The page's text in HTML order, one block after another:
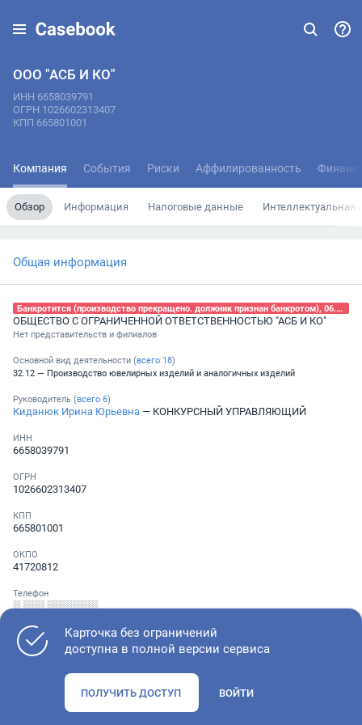
ООО "АСБ И КО"
ИНН 6658039791
ОГРН 1026602313407
КПП 665801001
Компания События Риски Аффилированность
Обзор Информация Налоговые данные Интеллектуальная
Общая информация
Банкротится (производство прекращено. должник признан банкротом), 06.05.2026
ОБЩЕСТВО С ОГРАНИЧЕННОЙ ОТВЕТСТВЕННОСТЬЮ "АСБ И КО"
Нет представительств и филиалов
Основной вид деятельности (всего 18)
32.12 — Производство ювелирных изделий и аналогичных изделий
Руководитель (всего 6)
Киданюк Ирина Юрьевна — КОНКУРСНЫЙ УПРАВЛЯЮЩИЙ
ИНН
6658039791
ОГРН
1026602313407
КПП
665801001
ОКПО
41720812
Телефон
░ ░░░ ░░░░░░░
Проверьте учредительные документы, адрес регистрации и
Карточка без ограничений
доступна в полной версии сервиса
ПОЛУЧИТЬ ДОСТУП ВОЙТИ